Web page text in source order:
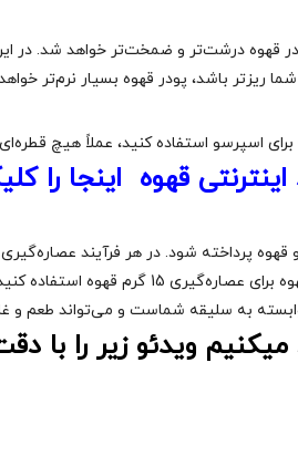
قهوه درشت‌تر و ضمخت‌تر خواهد شد. در
باشد، پودر قهوه بسیار نرم‌تر
برای اسپرسو استفاده کنید، عملاً هیچ
اینترنتی قهوه اینجا را
ویدئو زیر را با